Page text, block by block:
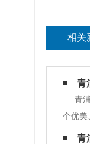
相关
青
青
个优美
计企
青